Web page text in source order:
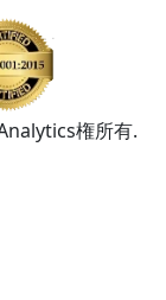
権所有.